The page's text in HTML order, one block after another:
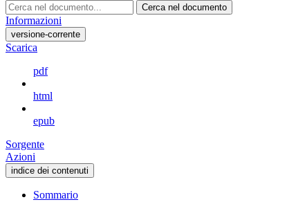
Cerca nel documento
Informazioni
versione-corrente
Scarica
pdf
html
epub
Sorgente
Azioni
indice dei contenuti
Sommario